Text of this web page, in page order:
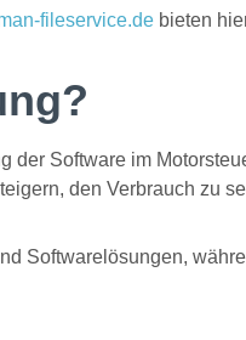
fileservice.de bieten
Software im
den Verbrauch zu
Softwarelösungen,